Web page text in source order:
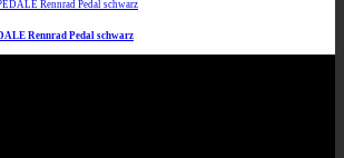
Rennrad Pedal schwarz